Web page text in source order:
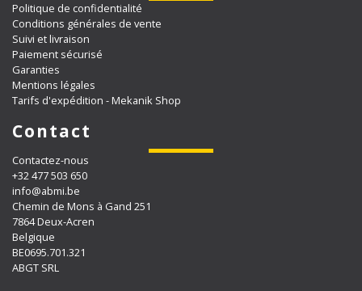
Politique de confidentialité
Conditions générales de vente
Suivi et livraison
Paiement sécurisé
Garanties
Mentions légales
Tarifs d'expédition - Mekanik Shop
Contact
Contactez-nous
+32 477 503 650
info@abmi.be
Chemin de Mons à Gand 251
7864 Deux-Acren
Belgique
BE0695.701.321
ABGT SRL